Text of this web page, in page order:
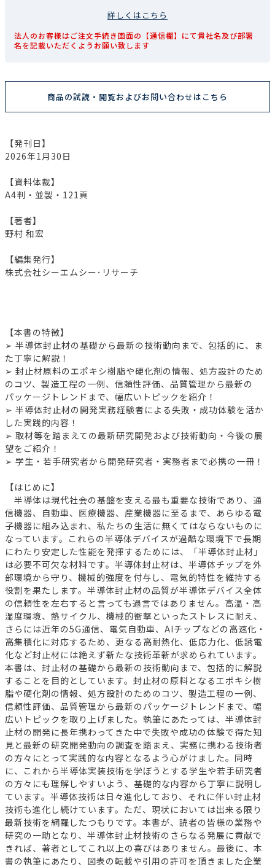
詳しくはこちら
法人のお客様はご注文手続き画面の【通信欄】にて貴社名及び部署
名を記載いただくようお願い致します
商品の試読・閲覧およびお問い合わせはこちら
【発刊日】
2026年1月30日
【資料体裁】
A4判・並製・121頁
【著者】
野村 和宏
【編集発行】
株式会社シーエムシー･リサーチ
【本書の特徴】
➢ 半導体封止材の基礎から最新の技術動向まで、包括的に、ま
た丁寧に解説！
➢ 封止材原料のエポキシ樹脂や硬化剤の情報、処方設計のため
のコツ、製造工程の一例、信頼性評価、品質管理から最新の
パッケージトレンドまで、幅広いトピックを紹介！
➢ 半導体封止材の開発実務経験者による失敗・成功体験を活か
した実践的内容！
➢ 取材等を踏まえての最新研究開発および技術動向・今後の展
望をご紹介！
➢ 学生・若手研究者から開発研究者・実務者まで必携の一冊！
【はじめに】
半導体は現代社会の基盤を支える最も重要な技術であり、通
信機器、自動車、医療機器、産業機器に至るまで、あらゆる電
子機器に組み込まれ、私たちの生活に無くてはならないものに
なっています。これらの半導体デバイスが過酷な環境下で長期
にわたり安定した性能を発揮するためには、「半導体封止材」
は必要不可欠な材料です。半導体封止材は、半導体チップを外
部環境から守り、機械的強度を付与し、電気的特性を維持する
役割を果たします。半導体封止材の品質が半導体デバイス全体
の信頼性を左右すると言っても過言ではありません。高温・高
湿度環境、熱サイクル、機械的衝撃といったストレスに耐え、
さらには近年の5G通信、電気自動車、AIチップなどの高速化・
高集積化に対応するため、更なる高耐熱化、低応力化、低誘電
化など封止材には絶えず新たな技術革新が求められています。
本書は、封止材の基礎から最新の技術動向まで、包括的に解説
することを目的としています。封止材の原料となるエポキシ樹
脂や硬化剤の情報、処方設計のためのコツ、製造工程の一例、
信頼性評価、品質管理から最新のパッケージトレンドまで、幅
広いトピックを取り上げました。執筆にあたっては、半導体封
止材の開発に長年携わってきた中で失敗や成功の体験で得た知
見と最新の研究開発動向の調査を踏まえ、実務に携わる技術者
の方々にとって実践的な内容となるよう心がけました。同時
に、これから半導体実装技術を学ぼうとする学生や若手研究者
の方々にも理解しやすいよう、基礎的な内容から丁寧に説明し
ています。半導体技術は日々進化しており、それに伴い封止材
技術も進化し続けています。ただ、現状においては出来る限り
最新技術を網羅したつもりです。本書が、読者の皆様の業務や
研究の一助となり、半導体封止材技術のさらなる発展に貢献で
きれば、著者としてこれ以上の喜びはありません。最後に、本
書の執筆にあたり、図表の転載や引用の許可を頂きました企業